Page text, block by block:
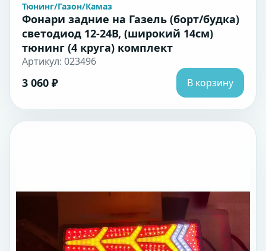
Тюнинг/Газон/Камаз
Фонари задние на Газель (борт/будка)
светодиод 12-24В, (широкий 14см)
тюнинг (4 круга) комплект
Артикул: 023496
3 060 ₽ В корзину